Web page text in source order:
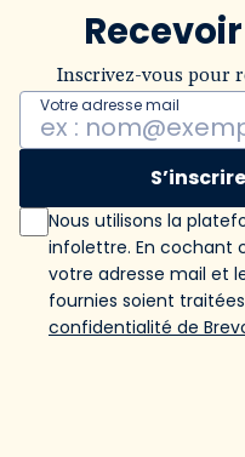
Inscrivez-vous pour
Votre adresse mail
Nous utilisons la
infolettre. En cochant
votre adresse mail et
fournies soient
confidentialité de